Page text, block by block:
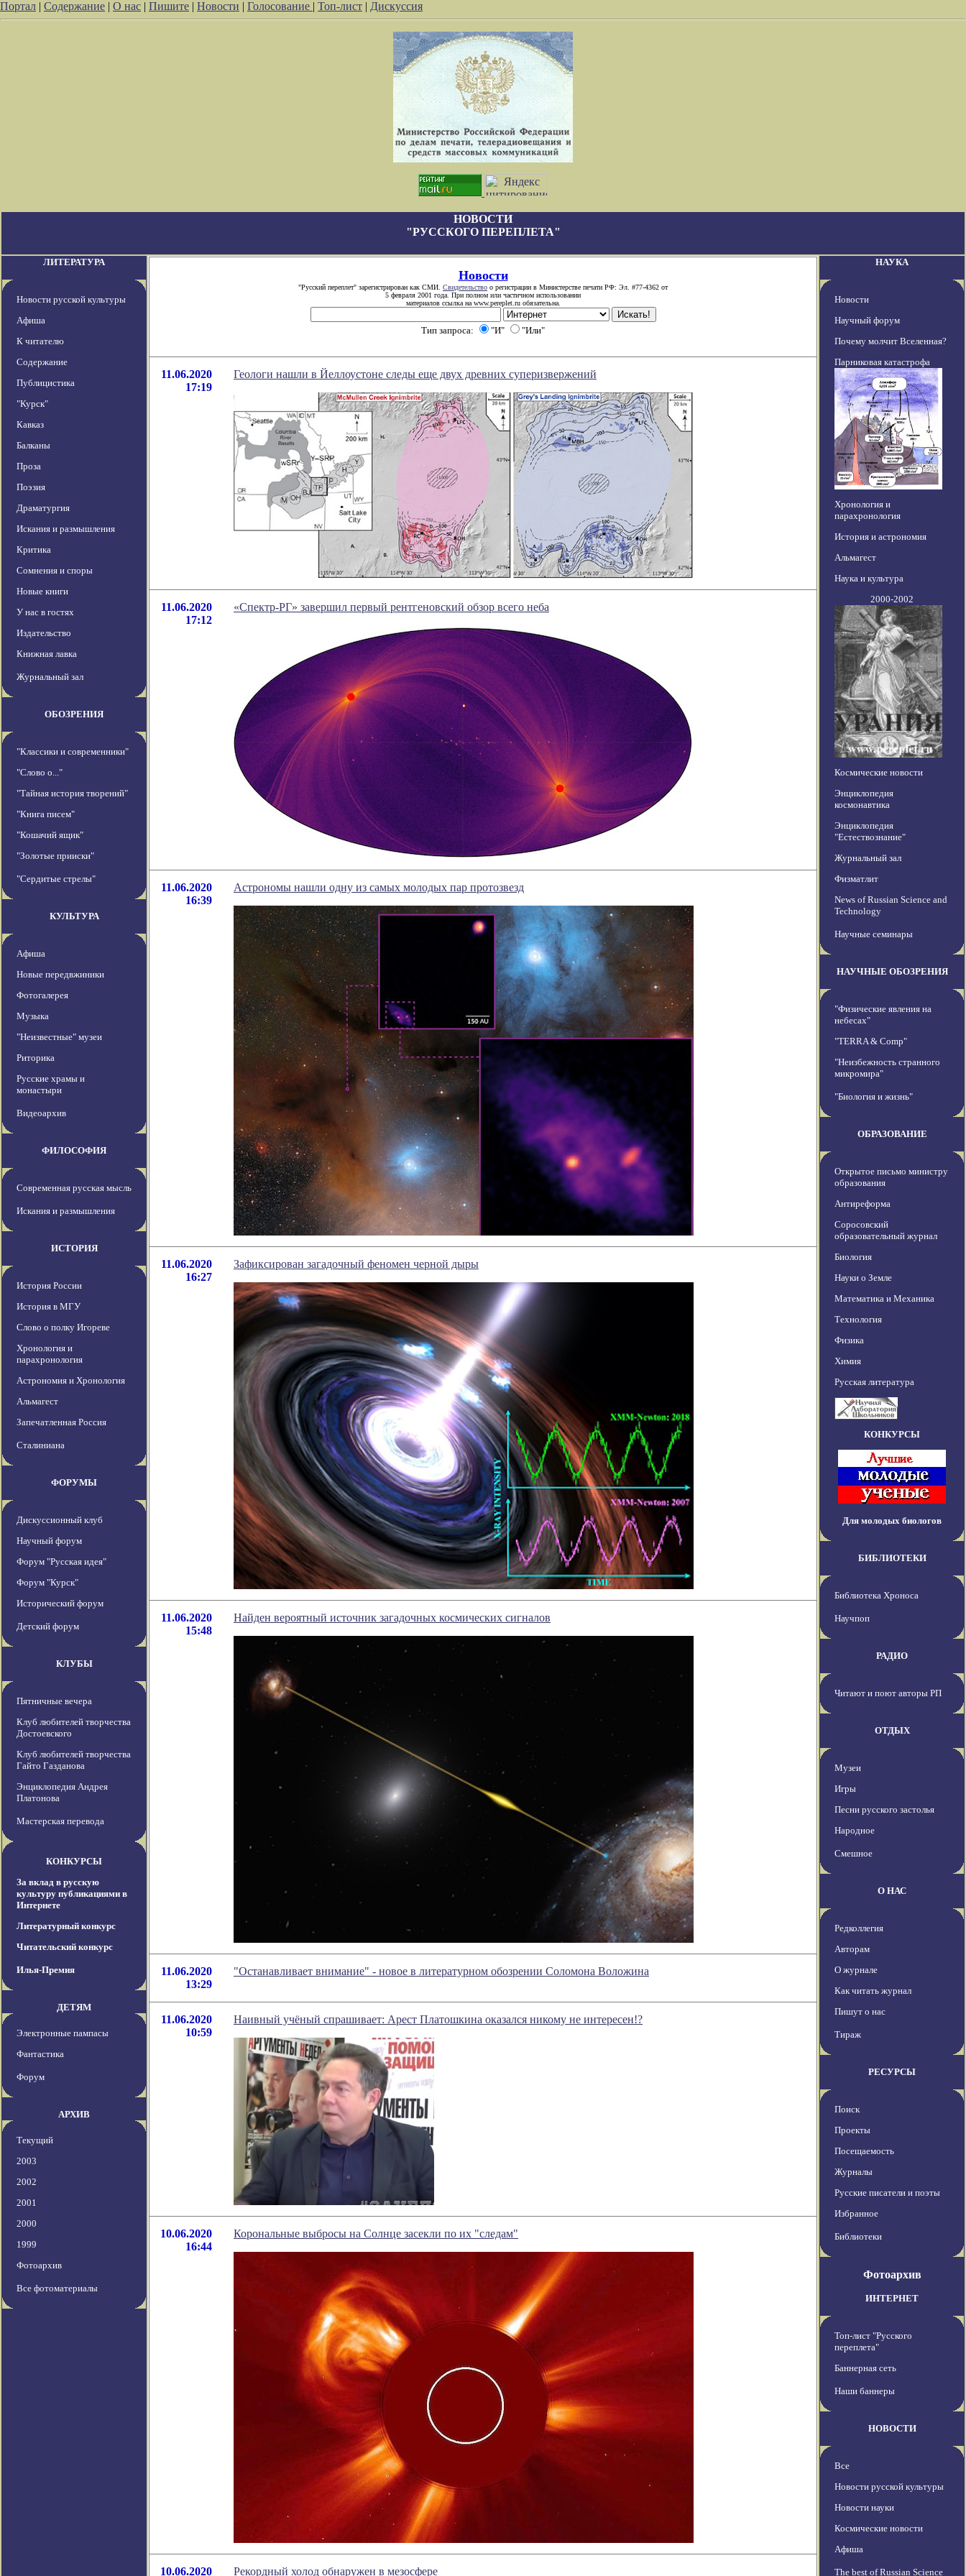
Портал | Содержание | О нас | Пишите | Новости | Голосование | Топ-лист | Дискуссия
НОВОСТИ
"РУССКОГО ПЕРЕПЛЕТА"
ЛИТЕРАТУРА
Новости русской культуры
Афиша
К читателю
Содержание
Публицистика
"Курск"
Кавказ
Балканы
Проза
Поэзия
Драматургия
Искания и размышления
Критика
Сомнения и споры
Новые книги
У нас в гостях
Издательство
Книжная лавка
Журнальный зал
ОБОЗРЕНИЯ
"Классики и современники"
"Слово о..."
"Тайная история творений"
"Книга писем"
"Кошачий ящик"
"Золотые прииски"
"Сердитые стрелы"
КУЛЬТУРА
Афиша
Новые передвжиники
Фотогалерея
Музыка
"Неизвестные" музеи
Риторика
Русские храмы и
монастыри
Видеоархив
ФИЛОСОФИЯ
Современная русская мысль
Искания и размышления
ИСТОРИЯ
История России
История в МГУ
Слово о полку Игореве
Хронология и
парахронология
Астрономия и Хронология
Альмагест
Запечатленная Россия
Сталиниана
ФОРУМЫ
Дискуссионный клуб
Научный форум
Форум "Русская идея"
Форум "Курск"
Исторический форум
Детский форум
КЛУБЫ
Пятничные вечера
Клуб любителей творчества
Достоевского
Клуб любителей творчества
Гайто Газданова
Энциклопедия Андрея
Платонова
Мастерская перевода
КОНКУРСЫ
За вклад в русскую
культуру публикациями в
Интернете
Литературный конкурс
Читательский конкурс
Илья-Премия
ДЕТЯМ
Электронные пампасы
Фантастика
Форум
АРХИВ
Текущий
2003
2002
2001
2000
1999
Фотоархив
Все фотоматериалы
Новости
"Русский переплет" зарегистрирован как СМИ. Свидетельство о регистрации в Министерстве печати РФ: Эл. #77-4362 от
5 февраля 2001 года. При полном или частичном использовании
материалов ссылка на www.pereplet.ru обязательна.
Тип запроса: "И" "Или"
11.06.2020
17:19
Геологи нашли в Йеллоустоне следы еще двух древних суперизвержений
11.06.2020
17:12
«Спектр-РГ» завершил первый рентгеновский обзор всего неба
11.06.2020
16:39
Астрономы нашли одну из самых молодых пар протозвезд
11.06.2020
16:27
Зафиксирован загадочный феномен черной дыры
11.06.2020
15:48
Найден вероятный источник загадочных космических сигналов
11.06.2020
13:29
"Останавливает внимание" - новое в литературном обозрении Соломона Воложина
11.06.2020
10:59
Наивный учёный спрашивает: Арест Платошкина оказался никому не интересен!?
10.06.2020
16:44
Корональные выбросы на Солнце засекли по их "следам"
10.06.2020 Рекордный холод обнаружен в мезосфере
НАУКА
Новости
Научный форум
Почему молчит Вселенная?
Парниковая катастрофа
Хронология и
парахронология
История и астрономия
Альмагест
Наука и культура
2000-2002
Космические новости
Энциклопедия
космонавтика
Энциклопедия
"Естествознание"
Журнальный зал
Физматлит
News of Russian Science and
Technology
Научные семинары
НАУЧНЫЕ ОБОЗРЕНИЯ
"Физические явления на
небесах"
"TERRA & Comp"
"Неизбежность странного
микромира"
"Биология и жизнь"
ОБРАЗОВАНИЕ
Открытое письмо министру
образования
Антиреформа
Соросовский
образовательный журнал
Биология
Науки о Земле
Математика и Механика
Технология
Физика
Химия
Русская литература
КОНКУРСЫ
Для молодых биологов
БИБЛИОТЕКИ
Библиотека Хроноса
Научпоп
РАДИО
Читают и поют авторы РП
ОТДЫХ
Музеи
Игры
Песни русского застолья
Народное
Смешное
О НАС
Редколлегия
Авторам
О журнале
Как читать журнал
Пишут о нас
Тираж
РЕСУРСЫ
Поиск
Проекты
Посещаемость
Журналы
Русские писатели и поэты
Избранное
Библиотеки
Фотоархив
ИНТЕРНЕТ
Топ-лист "Русского
переплета"
Баннерная сеть
Наши баннеры
НОВОСТИ
Все
Новости русской культуры
Новости науки
Космические новости
Афиша
The best of Russian Science